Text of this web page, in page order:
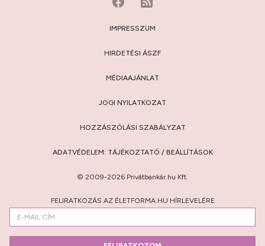
IMPRESSZUM
HIRDETÉSI ÁSZF
MÉDIAAJÁNLAT
JOGI NYILATKOZAT
HOZZÁSZÓLÁSI SZABÁLYZAT
ADATVÉDELEM: TÁJÉKOZTATÓ / BEÁLLÍTÁSOK
© 2009-2026 Privátbankár.hu Kft.
FELIRATKOZÁS AZ ÉLETFORMA.HU HÍRLEVELÉRE